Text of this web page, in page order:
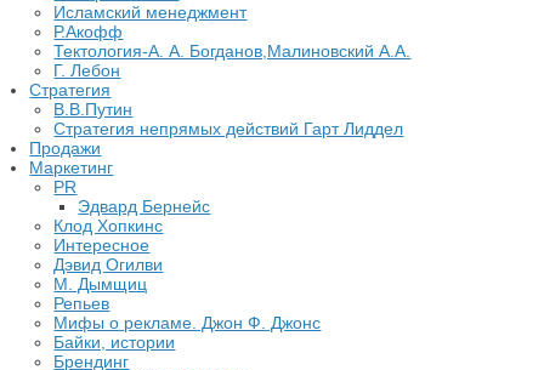
Исламский менеджмент
Р.Акофф
Тектология-А. А. Богданов,Малиновский А.А.
​Г. Лебон
Стратегия
В.В.Путин
​Стратегия непрямых действий Гарт Лиддел
Продажи
Маркетинг
PR
Эдвард Бернейс
Клод Хопкинс
Интересное
Дэвид Огилви
М. Дымщиц
Репьев
Мифы о рекламе. Джон Ф. Джонс
Байки, истории
Брендинг